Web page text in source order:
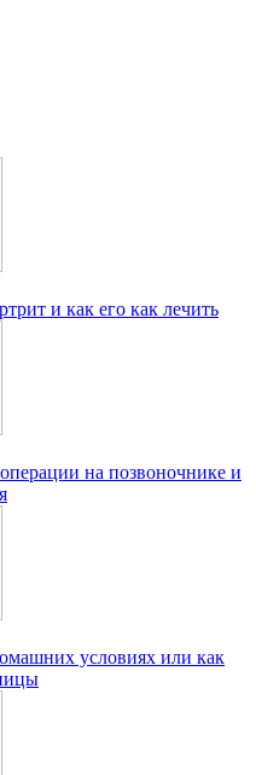
и как его как лечить
на позвоночнике и
условиях или как